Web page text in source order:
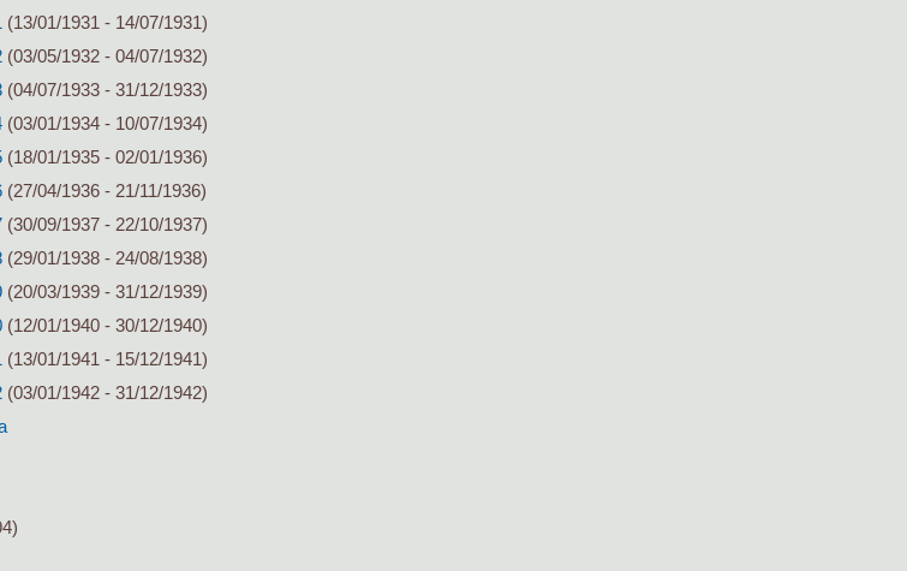
(13/01/1931 - 14/07/1931)
(03/05/1932 - 04/07/1932)
(04/07/1933 - 31/12/1933)
(03/01/1934 - 10/07/1934)
(18/01/1935 - 02/01/1936)
(27/04/1936 - 21/11/1936)
(30/09/1937 - 22/10/1937)
(29/01/1938 - 24/08/1938)
(20/03/1939 - 31/12/1939)
(12/01/1940 - 30/12/1940)
(13/01/1941 - 15/12/1941)
(03/01/1942 - 31/12/1942)